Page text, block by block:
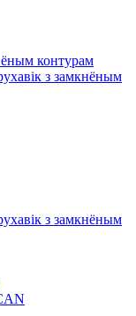
контурам
з замкнёным
з замкнёным